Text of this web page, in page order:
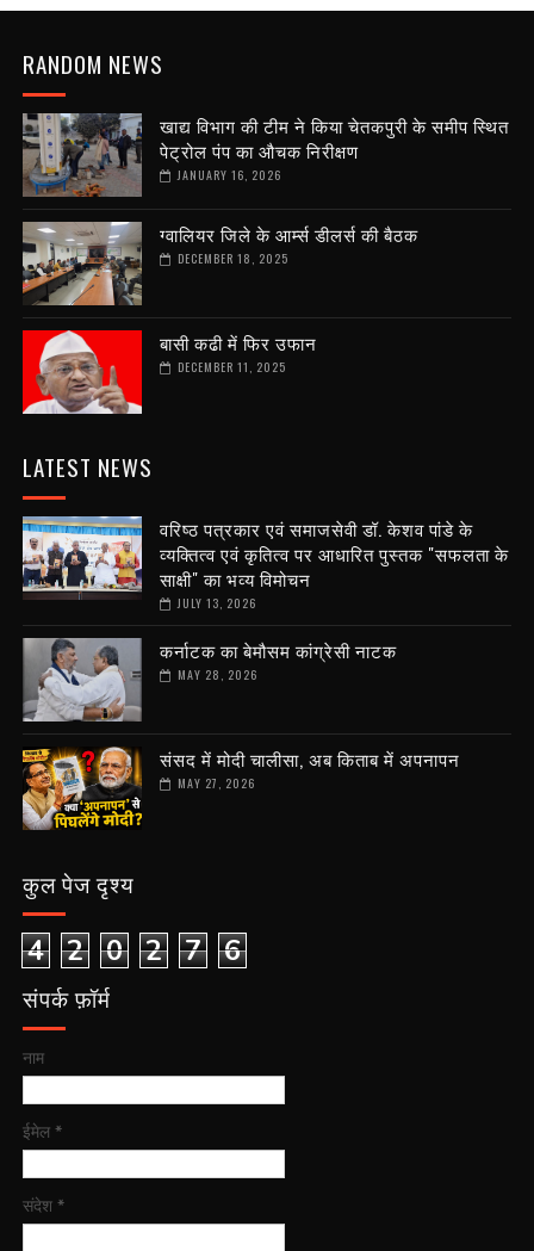
RANDOM NEWS
खाद्य विभाग की टीम ने किया चेतकपुरी के समीप स्थित
पेट्रोल पंप का औचक निरीक्षण
JANUARY 16, 2026
ग्वालियर जिले के आर्म्स डीलर्स की बैठक
DECEMBER 18, 2025
बासी कढी में फिर उफान
DECEMBER 11, 2025
LATEST NEWS
वरिष्ठ पत्रकार एवं समाजसेवी डॉ. केशव पांडे के
व्यक्तित्व एवं कृतित्व पर आधारित पुस्तक "सफलता के
साक्षी" का भव्य विमोचन
JULY 13, 2026
कर्नाटक का बेमौसम कांग्रेसी नाटक
MAY 28, 2026
संसद में मोदी चालीसा, अब किताब में अपनापन
MAY 27, 2026
कुल पेज दृश्य
4 2 0 2 7 6
संपर्क फ़ॉर्म
नाम
ईमेल *
संदेश *